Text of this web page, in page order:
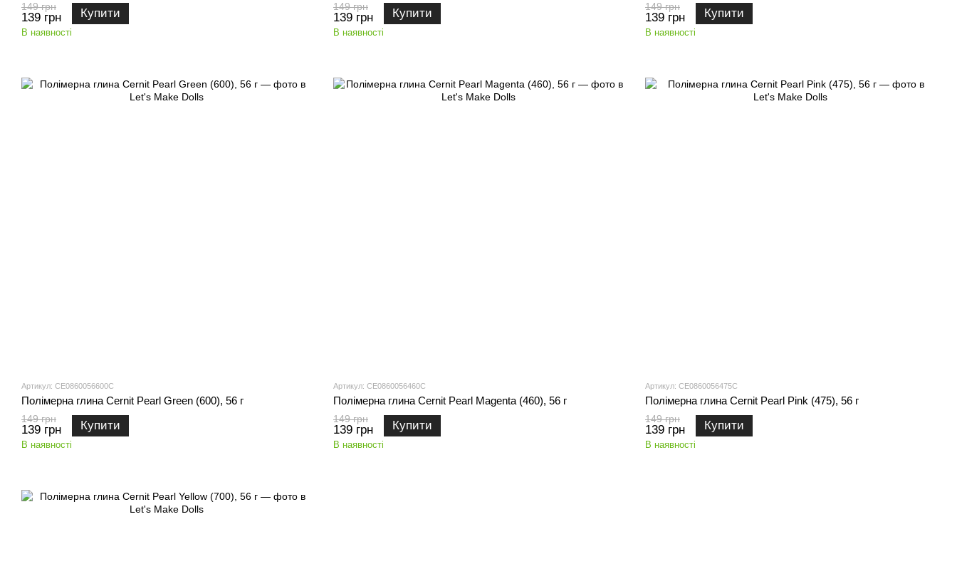
149 грн
139 грн Купити
В наявності
149 грн
139 грн Купити
В наявності
149 грн
139 грн Купити
В наявності
Артикул: CE0860056600C
Полімерна глина Cernit Pearl Green (600), 56 г
149 грн
139 грн Купити
В наявності
Артикул: CE0860056460C
Полімерна глина Cernit Pearl Magenta (460), 56 г
149 грн
139 грн Купити
В наявності
Артикул: CE0860056475C
Полімерна глина Cernit Pearl Pink (475), 56 г
149 грн
139 грн Купити
В наявності